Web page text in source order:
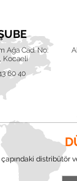
Ağa Cad. No:
Kocaeli
60 40
distribütör